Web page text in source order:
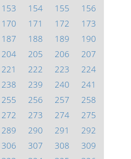
153 154 155
156
170 171 172
173
187 188 189
190
204 205 206
207
221 222 223
224
238 239 240
241
255 256 257
258
272 273 274
275
289 290 291
292
306 307 308
309